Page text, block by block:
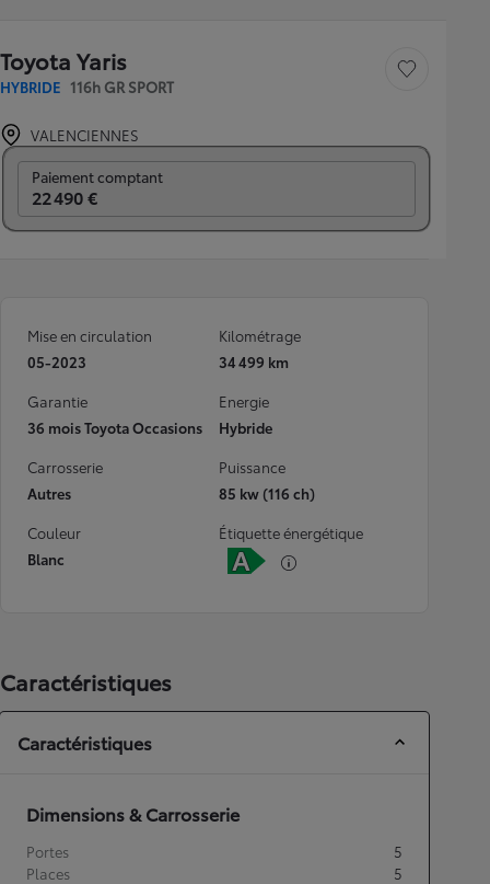
Toyota Yaris
HYBRIDE 116h GR SPORT
Sauvegarder le
VALENCIENNES
Paiement comptant
22 490 €
Mise en circulation
05-2023
Kilométrage
34 499 km
Garantie
36 mois Toyota Occasions
Energie
Hybride
Carrosserie
Autres
Puissance
85 kw (116 ch)
Couleur
Blanc
Étiquette énergétique
Caractéristiques
Caractéristiques
Dimensions & Carrosserie
Portes
5
Places
5